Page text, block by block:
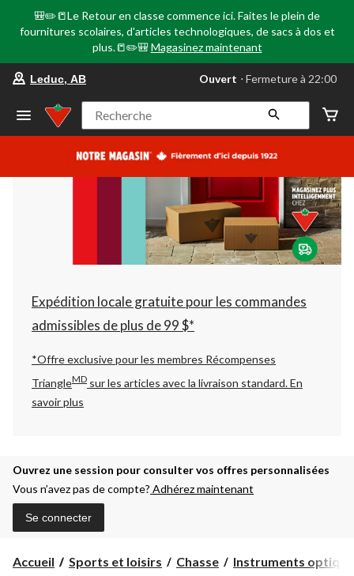
🎒✏️📒Le Retour en classe commence ici. Faites le plein de
fournitures scolaires, d'articles technologiques, de sacs à dos et
plus.📒✏️🎒 Magasinez maintenant
votre
préféré
Leduc,
AB,
courament
Fermeture
à
22:00
cliquer
pour
changer
Leduc, AB Ouvert ⋅ Fermeture à 22:00
Recherche
Expédition locale gratuite pour les commandes
admissibles de plus de 99 $*
*Offre exclusive pour les membres Récompenses
TriangleMD sur les articles avec la livraison standard.En
savoir plus
Ouvrez une session pour consulter vos offres personnalisées
Vous n’avez pas de compte? Adhérez maintenant
Se connecter
Accueil Sports et loisirs Chasse Instruments